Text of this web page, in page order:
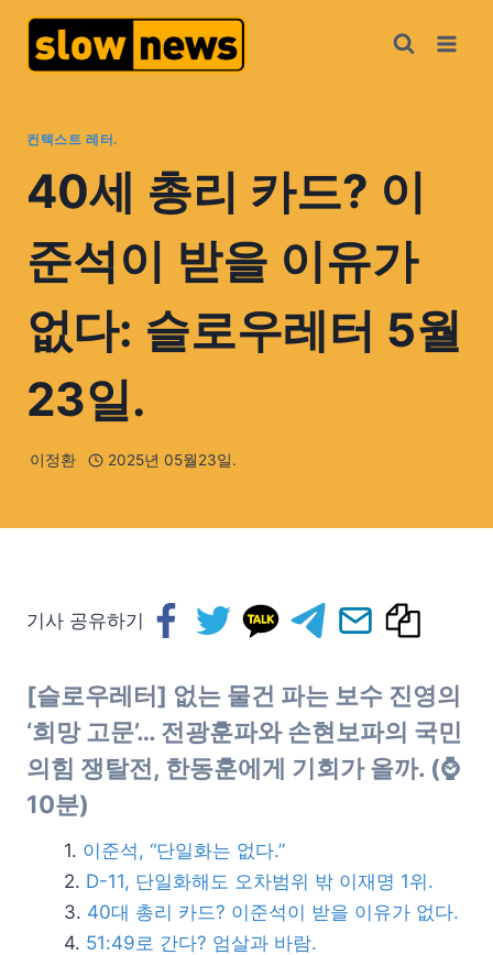
컨텍스트 레터.
40세 총리 카드? 이
준석이 받을 이유가
없다: 슬로우레터 5월
23일.
이정환 2025년 05월23일.
기사 공유하기
[슬로우레터] 없는 물건 파는 보수 진영의
‘희망 고문’… 전광훈파와 손현보파의 국민
의힘 쟁탈전, 한동훈에게 기회가 올까. (⌚
10분)
이준석, “단일화는 없다.”
D-11, 단일화해도 오차범위 밖 이재명 1위.
40대 총리 카드? 이준석이 받을 이유가 없다.
51:49로 간다? 엄살과 바람.